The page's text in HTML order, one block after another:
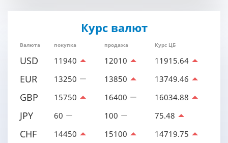
Курс валют
Валюта покупка продажа Курс ЦБ
USD 11940 12010 11915.64
EUR 13250 13850 13749.46
GBP 15750 16400 16034.88
JPY 60 100 75.48
CHF 14450 15100 14719.75